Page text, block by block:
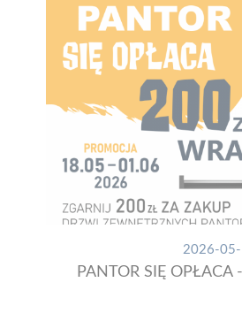
2026-
PANTOR SIĘ OPŁACA